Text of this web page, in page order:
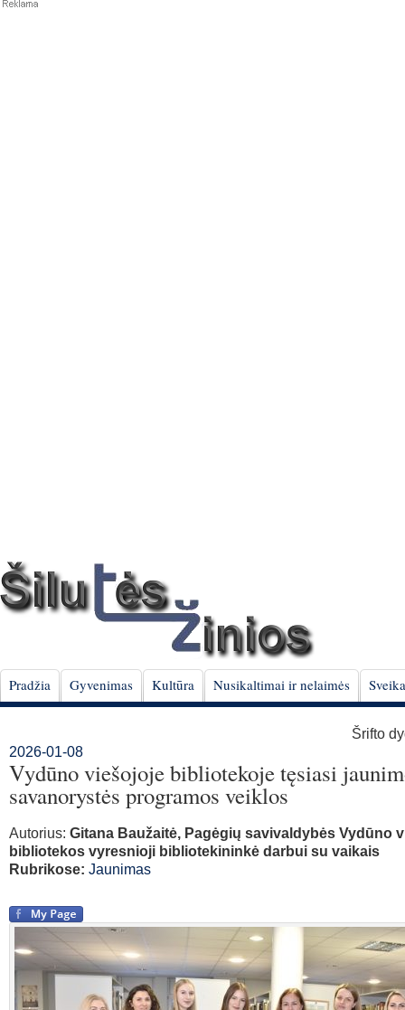
Pradžia Gyvenimas Kultūra Nusikaltimai ir nelaimės
Šrifto
2026-01-08
Vydūno viešojoje bibliotekoje tęsiasi
savanorystės programos veiklos
Autorius: Gitana Baužaitė, Pagėgių savivaldybės Vydūno
bibliotekos vyresnioji bibliotekininkė darbui su vaikais
Rubrikose: Jaunimas